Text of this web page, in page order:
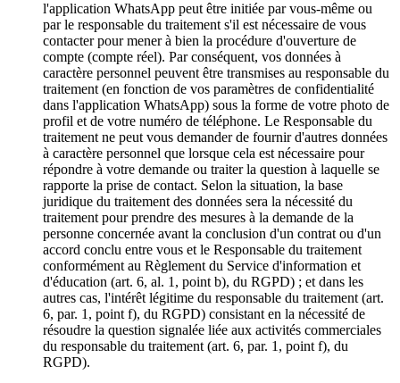
l'application WhatsApp peut être initiée par vous-même ou
par le responsable du traitement s'il est nécessaire de vous
contacter pour mener à bien la procédure d'ouverture de
compte (compte réel). Par conséquent, vos données à
caractère personnel peuvent être transmises au responsable du
traitement (en fonction de vos paramètres de confidentialité
dans l'application WhatsApp) sous la forme de votre photo de
profil et de votre numéro de téléphone. Le Responsable du
traitement ne peut vous demander de fournir d'autres données
à caractère personnel que lorsque cela est nécessaire pour
répondre à votre demande ou traiter la question à laquelle se
rapporte la prise de contact. Selon la situation, la base
juridique du traitement des données sera la nécessité du
traitement pour prendre des mesures à la demande de la
personne concernée avant la conclusion d'un contrat ou d'un
accord conclu entre vous et le Responsable du traitement
conformément au Règlement du Service d'information et
d'éducation (art. 6, al. 1, point b), du RGPD) ; et dans les
autres cas, l'intérêt légitime du responsable du traitement (art.
6, par. 1, point f), du RGPD) consistant en la nécessité de
résoudre la question signalée liée aux activités commerciales
du responsable du traitement (art. 6, par. 1, point f), du
RGPD).